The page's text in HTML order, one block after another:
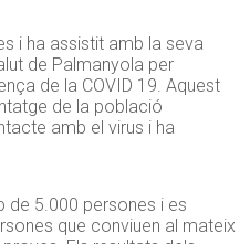
i ha assistit amb la seva
de Palmanyola per
de la COVID 19. Aquest
de la població
amb el virus i ha
de 5.000 persones i es
que conviuen al mateix